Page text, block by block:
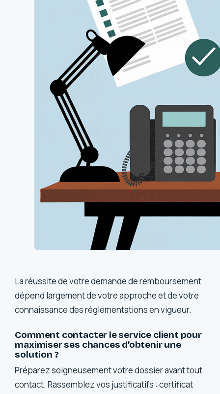
La réussite de votre demande de remboursement
dépend largement de votre approche et de votre
connaissance des réglementations en vigueur.
Comment contacter le service client pour
maximiser ses chances d’obtenir une
solution ?
Préparez soigneusement votre dossier avant tout
contact. Rassemblez vos justificatifs : certificat